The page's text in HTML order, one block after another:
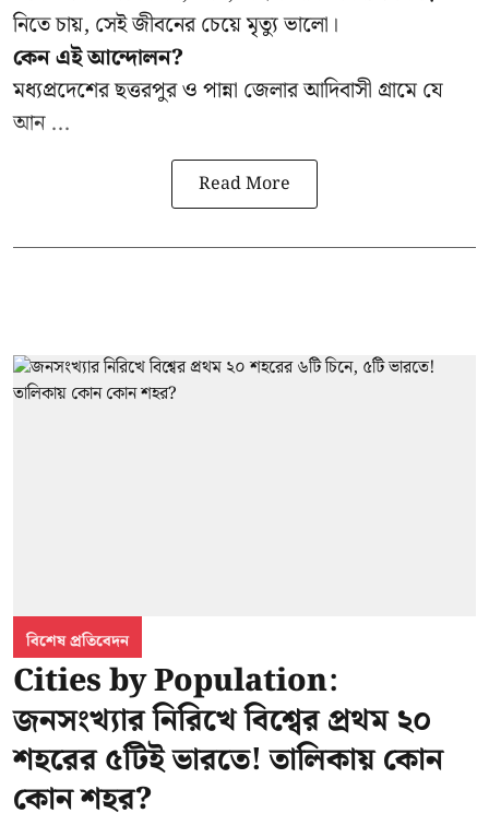
নিতে চায়, সেই জীবনের চেয়ে মৃত্যু ভালো।
কেন এই আন্দোলন?
মধ্যপ্রদেশের ছত্তরপুর ও পান্না জেলার আদিবাসী গ্রামে যে
আন ...
Read More
বিশেষ প্রতিবেদন
Cities by Population:
জনসংখ্যার নিরিখে বিশ্বের প্রথম ২০
শহরের ৫টিই ভারতে! তালিকায় কোন
কোন শহর?